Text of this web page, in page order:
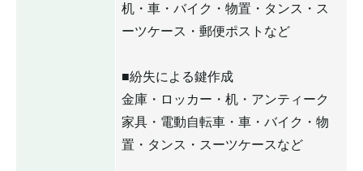
机・車・バイク・物置・タンス・ス
ーツケース・郵便ポストなど
■紛失による鍵作成
金庫・ロッカー・机・アンティーク
家具・電動自転車・車・バイク・物
置・タンス・スーツケースなど